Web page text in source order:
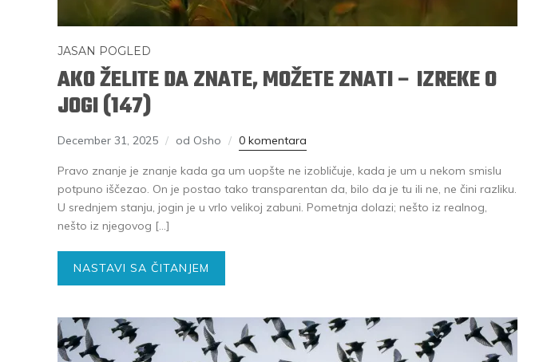
JASAN POGLED
AKO ŽELITE DA ZNATE, MOŽETE ZNATI – IZREKE O
JOGI (147)
December 31, 2025 od Osho 0 komentara
Pravo znanje je znanje kada ga um uopšte ne izobličuje, kada je um u nekom smislu
potpuno iščezao. On je postao tako transparentan da, bilo da je tu ili ne, ne čini razliku.
U srednjem stanju, jogin je u vrlo velikoj zabuni. Pometnja dolazi; nešto iz realnog,
nešto iz njegovog […]
NASTAVI SA ČITANJEM